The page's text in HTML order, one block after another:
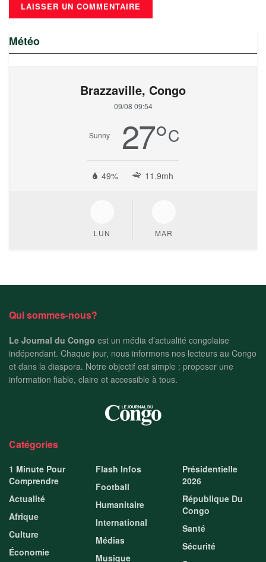
Météo
Brazzaville, Congo
09/08 09:54
Sunny 27°C
49% 11.9mh
LUN MAR
Qui sommes-nous?
Le Journal du Congo est un média d’actualité congolaise
indépendant. Chaque jour, nous informons nos lecteurs au Congo
et dans la diaspora. Notre objectif est simple : proposer une
information fiable, claire et accessible à tous.
Catégories
1 Minute Pour
Comprendre
Actualité
Afrique
Culture
Économie
Flash Infos
Football
Humanitaire
International
Médias
Musique
Présidentielle
2026
République Du
Congo
Santé
Sécurité